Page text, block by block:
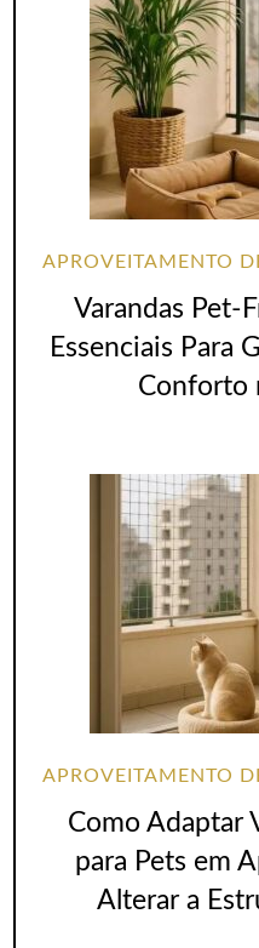
APROVEITAMENTO
Varandas Pet-
Essenciais Para
Conforto
APROVEITAMENTO
Como Adaptar
para Pets em
Alterar a